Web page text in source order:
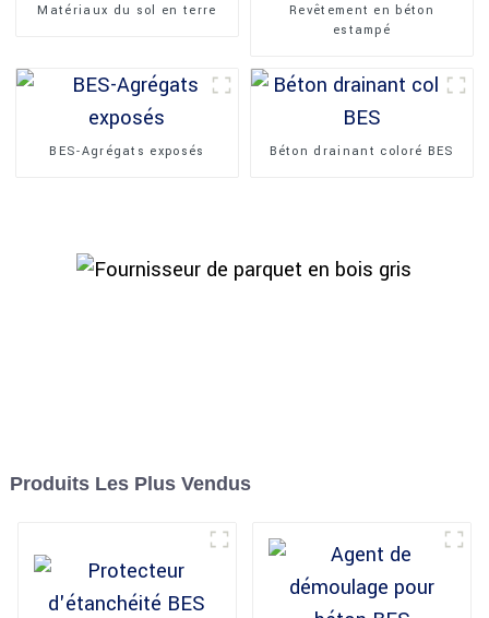
Matériaux du sol en terre
Revêtement en béton
estampé
BES-Agrégats exposés Béton drainant coloré BES
Produits Les Plus Vendus